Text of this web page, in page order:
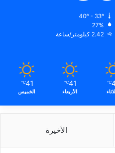
27%
2.42 كيلومتر/ساعة
℃
41
℃
الأربعاء
41
℃
الخميس
الأخيرة